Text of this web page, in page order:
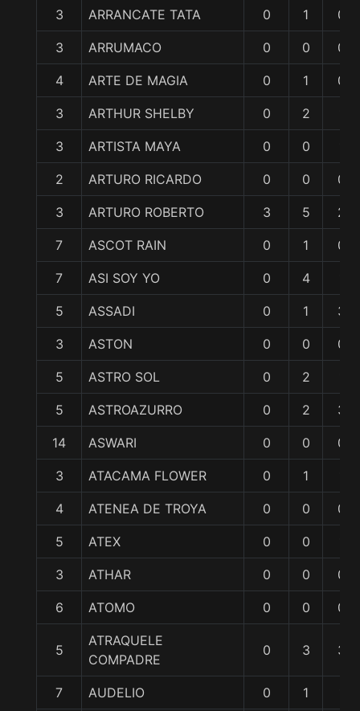
3 ARRANCATE TATA 0 1 0
3 ARRUMACO 0 0 0
4 ARTE DE MAGIA 0 1 0
3 ARTHUR SHELBY 0 2
3 ARTISTA MAYA 0 0
2 ARTURO RICARDO 0 0 0
3 ARTURO ROBERTO 3 5 2
7 ASCOT RAIN 0 1 0
7 ASI SOY YO 0 4
5 ASSADI 0 1 3
3 ASTON 0 0 0
5 ASTRO SOL 0 2
5 ASTROAZURRO 0 2 3
14 ASWARI 0 0 0
3 ATACAMA FLOWER 0 1
4 ATENEA DE TROYA 0 0 0
5 ATEX 0 0
3 ATHAR 0 0 0
6 ATOMO 0 0 0
5
ATRAQUELE
COMPADRE
0 3 3
7 AUDELIO 0 1